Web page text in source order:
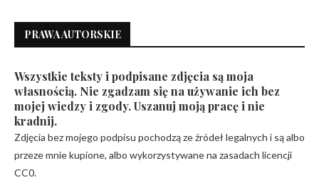
PRAWA AUTORSKIE
Wszystkie teksty i podpisane zdjęcia są moja
własnością. Nie zgadzam się na używanie ich bez
mojej wiedzy i zgody. Uszanuj moją pracę i nie
kradnij.
Zdjęcia bez mojego podpisu pochodzą ze źródeł legalnych i są albo
przeze mnie kupione, albo wykorzystywane na zasadach licencji
CC0.